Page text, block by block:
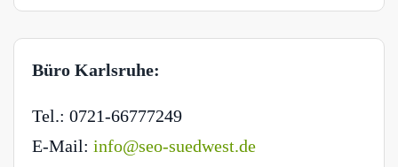
Büro Karlsruhe:
Tel.: 0721-66777249
E-Mail: info@seo-suedwest.de